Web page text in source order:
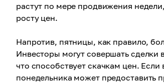
растут по мере продвижения
росту цен.
Напротив, пятницы, как правило,
Инвесторы могут совершать
что способствует скачкам цен.
понедельника может предоставить